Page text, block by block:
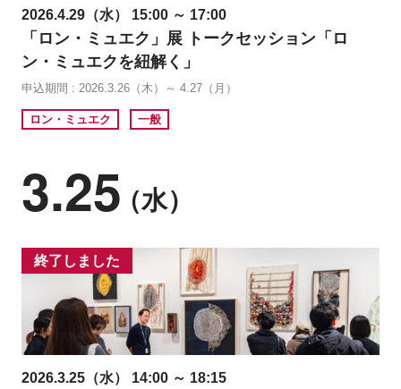
2026.4.29（水） 15:00 ～ 17:00
「ロン・ミュエク」展 トークセッション「ロ
ン・ミュエクを紐解く」
申込期間 : 2026.3.26（木）～ 4.27（月）
ロン・ミュエク 一般
3.25（水）
終了しました
2026.3.25（水） 14:00 ～ 18:15